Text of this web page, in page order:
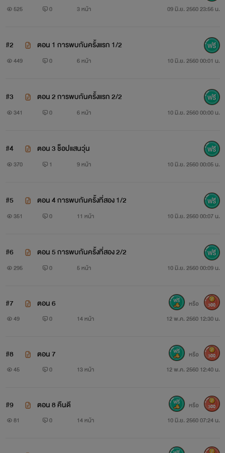
คีฟา : นายแพทย์หนุ่มสุดฮอตของโรงพยาบาลชื่อดังของ
ครอบครอง แต่เพราะด้วยนิสัยของเขาที่ไม่เคยคิดเรื่องความรัก
เลยสักครั้ง จึงทำให้ไม่มีผู้หญิงคนไหนได้ใจเขาไปคลอง นอกจาก
ซองอี : สาววัย 20 นิสัยใจร้อนไม่เข้ากับใคร! ไม่ว่าใครหน้า
เธอ แต่ก็มีแค่เขาคนเดียวที่ทำให้เธอยอมสยบได้ทุกอย่าง
525 0 3 หน้า 09 มิ.ย. 2560 23:56 น.
#2 ตอน 1 การพบกันครั้งแรก 1/2
449 0 6 หน้า 10 มิ.ย. 2560 00:01 น.
#3 ตอน 2 การพบกันครั้งแรก 2/2
341 0 6 หน้า 10 มิ.ย. 2560 00:00 น.
#4 ตอน 3 ช็อปแสนวุ่น
370 1 9 หน้า 10 มิ.ย. 2560 00:05 น.
#5 ตอน 4 การพบกันครั้งที่สอง 1/2
351 0 11 หน้า 10 มิ.ย. 2560 00:07 น.
#6 ตอน 5 การพบกันครั้งที่สอง 2/2
295 0 5 หน้า 10 มิ.ย. 2560 00:09 น.
#7 ตอน 6
49 0 14 หน้า 12 พ.ค. 2560 12:30 น.
หรือ 300
#8 ตอน 7
45 0 13 หน้า 12 พ.ค. 2560 12:40 น.
หรือ 300
#9 ตอน 8 คืนดี
81 0 14 หน้า 10 มิ.ย. 2560 07:24 น.
หรือ 300